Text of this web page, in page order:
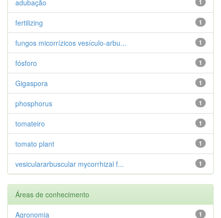
1
adubação
1
fertilizing
1
fungos micorrízicos vesículo-arbu...
1
fósforo
1
Gigaspora
1
phosphorus
1
tomateiro
1
tomato plant
1
vesiculararbuscular mycorrhizal f...
Áreas de conhecimento
1
Agronomia